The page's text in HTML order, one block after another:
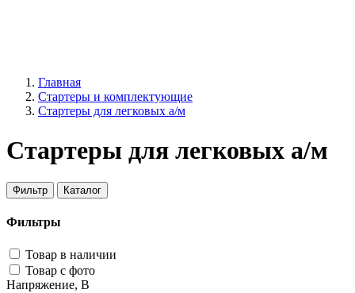
Главная
Стартеры и комплектующие
Стартеры для легковых а/м
Стартеры для легковых а/м
Фильтр Каталог
Фильтры
Товар в наличии
Товар с фото
Напряжение, В